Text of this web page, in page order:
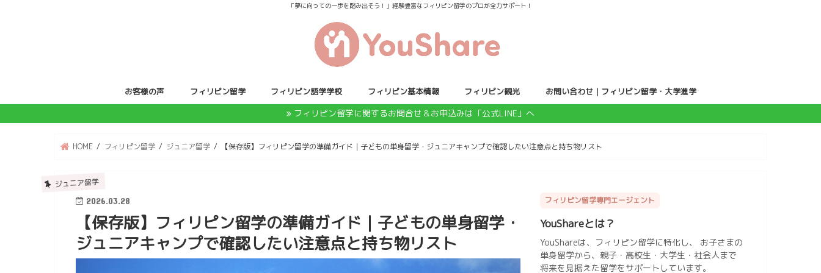
「夢に向っての一歩を踏み出そう！」経験豊富なフィリピン留学のプロが全力サポート！
お客様の声 フィリピン留学 フィリピン語学学校 フィリピン基本情報 フィリピン観光 お問い合わせ｜フィリピン留学・大学進学
フィリピン留学に関するお問合せ＆お申込みは「公式LINE」へ
HOME フィリピン留学 ジュニア留学 【保存版】フィリピン留学の準備ガイド｜子どもの単身留学・ジュニアキャンプで確認したい注意点と持ち物リスト
ジュニア留学
2026.03.28
【保存版】フィリピン留学の準備ガイド｜子どもの単身留学・
ジュニアキャンプで確認したい注意点と持ち物リスト
フィリピン留学専門エージェント
YouShareとは？
YouShareは、フィリピン留学に特化し、 お子さまの
単身留学から、親子・高校生・大学生・社会人まで
将来を見据えた留学をサポートしています。